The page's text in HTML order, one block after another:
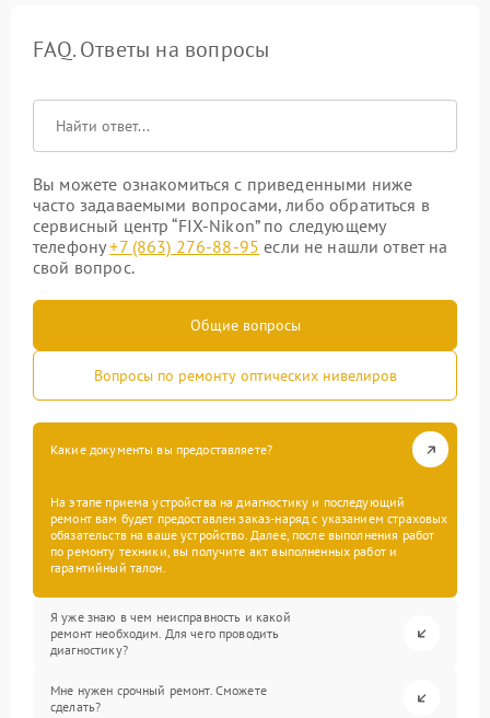
FAQ. Ответы на вопросы
Вы можете ознакомиться с приведенными ниже
часто задаваемыми вопросами, либо обратиться в
сервисный центр “FIX-Nikon” по следующему
телефону+7 (863) 276-88-95 если не нашли ответ на
свой вопрос.
Общие вопросы
Вопросы по ремонту оптических нивелиров
Какие документы вы предоставляете?
На этапе приема устройства на диагностику и последующий
ремонт вам будет предоставлен заказ-наряд с указанием страховых
обязательств на ваше устройство. Далее, после выполнения работ
по ремонту техники, вы получите акт выполненных работ и
гарантийный талон.
Я уже знаю в чем неисправность и какой
ремонт необходим. Для чего проводить
диагностику?
Мне нужен срочный ремонт. Сможете
сделать?